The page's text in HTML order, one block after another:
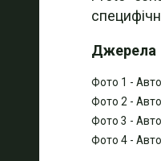
Джерела
Фото 1 -
Фото 2 -
Фото 3 -
Фото 4 -